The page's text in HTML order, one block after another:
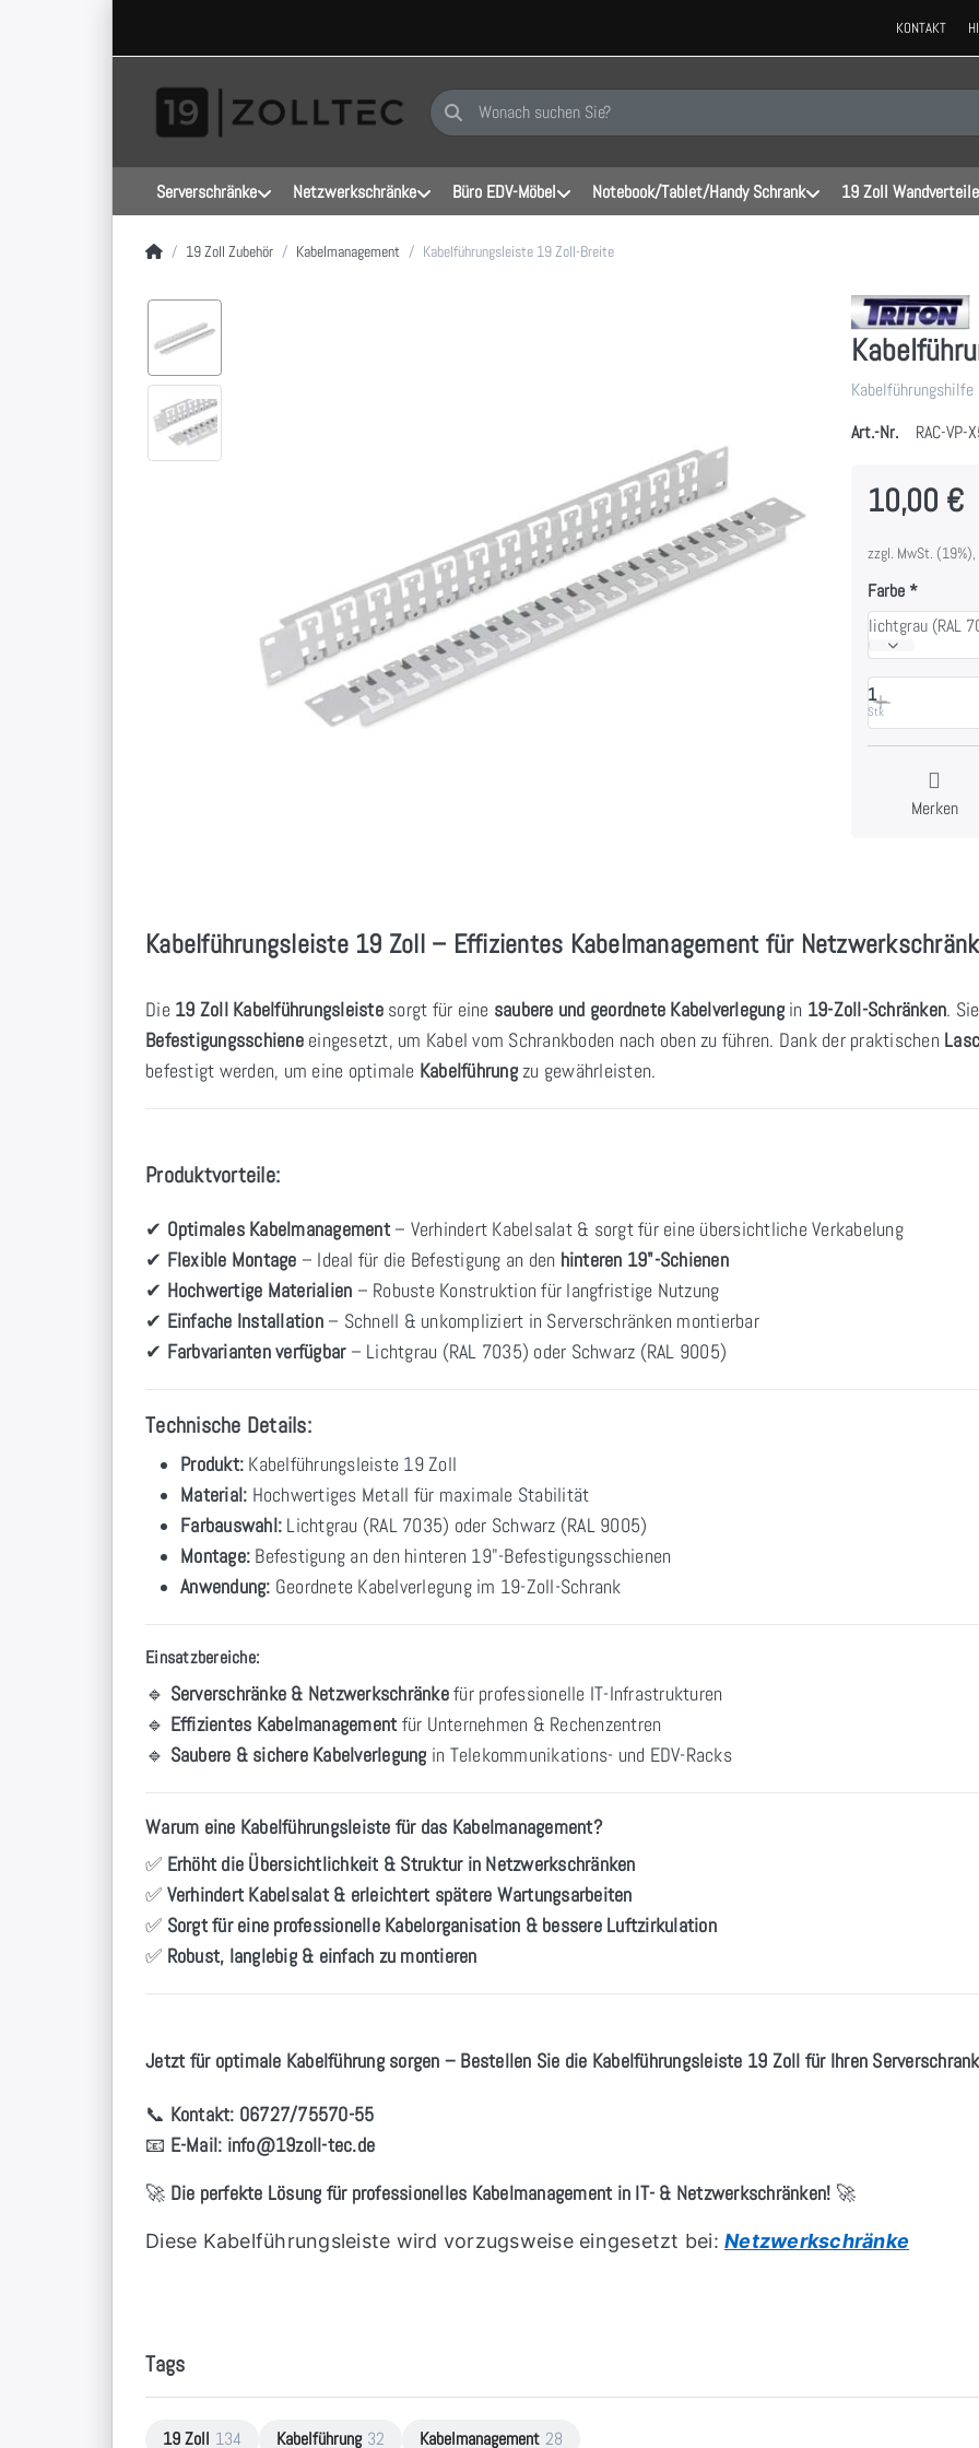
KONTAKT
Geben Sie einen Suchbegriff ein. Während Sie tippen, erscheinen automatisch
Serverschränke Netzwerkschränke Büro EDV-Möbel Notebook/Tablet/Handy Schrank 19 Zoll
Startseite
19 Zoll Zubehör Kabelmanagement Kabelführungsleiste 19 Zoll-Breite
Art.-Nr.
RAC-VP-
10,00 €
zzgl. MwSt.
Farbe
lichtgrau (RAL
1
Stk
Merken
Kabelführungsleiste 19 Zoll – Effizientes Kabelmanagement für
Die 19 Zoll Kabelführungsleistesorgt für eine saubere und geordnete Kabelverlegungin 19-Zoll-Schränken.
Befestigungsschieneeingesetzt, um Kabel vom Schrankboden nach oben zu führen. Dank der praktischen
befestigt werden, um eine optimale Kabelführungzu gewährleisten.
Produktvorteile:
✔ Optimales Kabelmanagement– Verhindert Kabelsalat & sorgt für eine übersichtliche Verkabelung
✔ Flexible Montage – Ideal für die Befestigung an den hinteren 19"-Schienen
✔ Hochwertige Materialien – Robuste Konstruktion für langfristige Nutzung
✔ Einfache Installation– Schnell & unkompliziert in Serverschränken montierbar
✔ Farbvarianten verfügbar– Lichtgrau (RAL 7035) oder Schwarz (RAL 9005)
Technische Details:
Produkt: Kabelführungsleiste 19 Zoll
Material: Hochwertiges Metall für maximale Stabilität
Farbauswahl: Lichtgrau (RAL 7035) oder Schwarz (RAL 9005)
Montage: Befestigung an den hinteren 19"-Befestigungsschienen
Anwendung: Geordnete Kabelverlegung im 19-Zoll-Schrank
Einsatzbereiche:
🔹 Serverschränke & Netzwerkschränkefür professionelle IT-Infrastrukturen
🔹 Effizientes Kabelmanagement für Unternehmen & Rechenzentren
🔹 Saubere & sichere Kabelverlegung in Telekommunikations- und EDV-Racks
Warum eine Kabelführungsleiste für das Kabelmanagement?
✅ Erhöht die Übersichtlichkeit & Struktur in Netzwerkschränken
✅ Verhindert Kabelsalat & erleichtert spätere Wartungsarbeiten
✅ Sorgt für eine professionelle Kabelorganisation & bessere Luftzirkulation
✅ Robust, langlebig & einfach zu montieren
Jetzt für optimale Kabelführung sorgen – Bestellen Sie die Kabelführungsleiste 19 Zoll für Ihren
📞 Kontakt: 06727/75570-55
📧 E-Mail: info@19zoll-tec.de
🚀 Die perfekte Lösung für professionelles Kabelmanagement in IT- & Netzwerkschränken! 🚀
Diese Kabelführungsleiste wird vorzugsweise eingesetzt bei: Netzwerkschränke
Tags
19 Zoll 134 Kabelführung 32 Kabelmanagement 28